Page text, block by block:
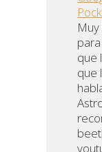
que
que